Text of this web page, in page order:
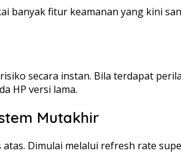
banyak fitur keamanan yang kini
secara instan. Bila terdapat
HP versi lama.
Mutakhir
Dimulai melalui refresh rate